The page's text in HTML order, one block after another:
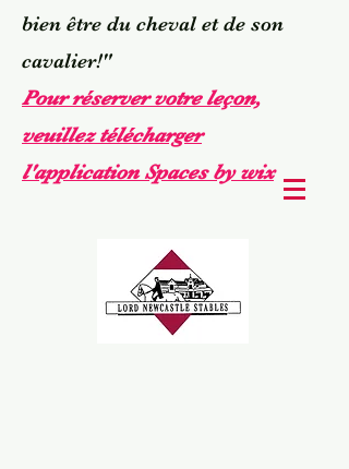
bien être du cheval et de son
cavalier!"
Pour réserver votre leçon,
veuillez télécharger
l'application Spaces by wix